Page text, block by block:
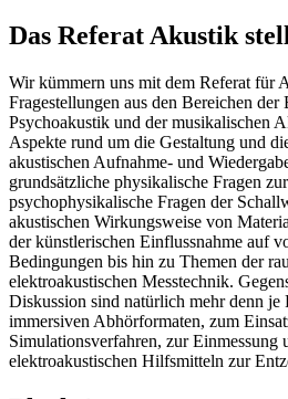
Das Referat Akustik
Wir kümmern uns mit dem Referat für
Fragestellungen aus den Bereichen
Psychoakustik und der musikalischen
Aspekte rund um die Gestaltung und
akustischen Aufnahme- und
grundsätzliche physikalische Fragen
psychophysikalische Fragen der
akustischen Wirkungsweise von
der künstlerischen Einflussnahme auf
Bedingungen bis hin zu Themen der
elektroakustischen Messtechnik.
Diskussion sind natürlich mehr denn je
immersiven Abhörformaten, zum
Simulationsverfahren, zur Einmessung
elektroakustischen Hilfsmitteln zur